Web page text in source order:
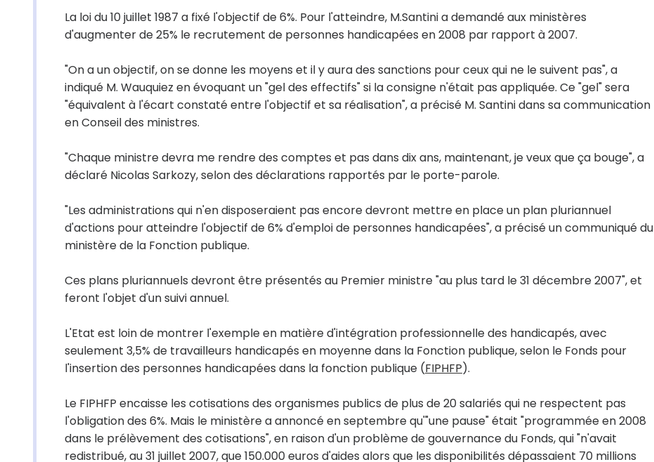
La loi du 10 juillet 1987 a fixé l'objectif de 6%. Pour l'atteindre, M.Santini a demandé aux ministères
d'augmenter de 25% le recrutement de personnes handicapées en 2008 par rapport à 2007.
"On a un objectif, on se donne les moyens et il y aura des sanctions pour ceux qui ne le suivent pas", a
indiqué M. Wauquiez en évoquant un "gel des effectifs" si la consigne n'était pas appliquée. Ce "gel" sera
"équivalent à l'écart constaté entre l'objectif et sa réalisation", a précisé M. Santini dans sa communication
en Conseil des ministres.
"Chaque ministre devra me rendre des comptes et pas dans dix ans, maintenant, je veux que ça bouge", a
déclaré Nicolas Sarkozy, selon des déclarations rapportés par le porte-parole.
"Les administrations qui n'en disposeraient pas encore devront mettre en place un plan pluriannuel
d'actions pour atteindre l'objectif de 6% d'emploi de personnes handicapées", a précisé un communiqué du
ministère de la Fonction publique.
Ces plans pluriannuels devront être présentés au Premier ministre "au plus tard le 31 décembre 2007", et
feront l'objet d'un suivi annuel.
L'Etat est loin de montrer l'exemple en matière d'intégration professionnelle des handicapés, avec
seulement 3,5% de travailleurs handicapés en moyenne dans la Fonction publique, selon le Fonds pour
l'insertion des personnes handicapées dans la fonction publique (FIPHFP).
Le FIPHFP encaisse les cotisations des organismes publics de plus de 20 salariés qui ne respectent pas
l'obligation des 6%. Mais le ministère a annoncé en septembre qu'"une pause" était "programmée en 2008
dans le prélèvement des cotisations", en raison d'un problème de gouvernance du Fonds, qui "n'avait
redistribué, au 31 juillet 2007, que 150.000 euros d'aides alors que les disponibilités dépassaient 70 millions